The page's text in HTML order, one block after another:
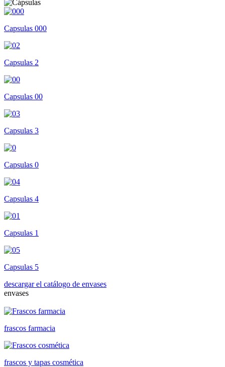
Capsulas 000
Capsulas 2
Capsulas 00
Capsulas 3
Capsulas 0
Capsulas 4
Capsulas 1
Capsulas 5
descargar el catálogo de envases
envases
frascos farmacia
frascos y tapas cosmética